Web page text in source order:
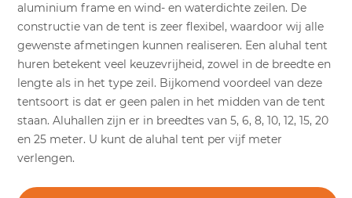
aluminium frame en wind- en waterdichte zeilen. De
constructie van de tent is zeer flexibel, waardoor wij alle
gewenste afmetingen kunnen realiseren. Een aluhal tent
huren betekent veel keuzevrijheid, zowel in de breedte en
lengte als in het type zeil. Bijkomend voordeel van deze
tentsoort is dat er geen palen in het midden van de tent
staan. Aluhallen zijn er in breedtes van 5, 6, 8, 10, 12, 15, 20
en 25 meter. U kunt de aluhal tent per vijf meter
verlengen.